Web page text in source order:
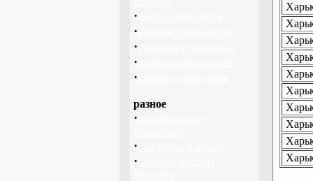
·
·
·
·
·
разное
·
·
·